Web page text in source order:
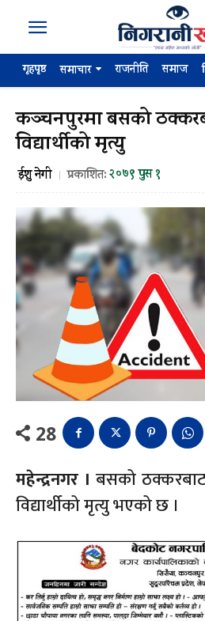
गृहपृष्ठ समाचार राजनीति समाज
कञ्चनपुरमा बसको
विद्यार्थीको मृत्यु
ईशु नेगी प्रकाशित:२०७९ पुस १
28
महेन्द्रनगर । बसको
विद्यार्थीको मृत्यु भएको छ ।